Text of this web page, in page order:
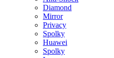
Diamond
Mirror
Privacy
Spolky
Huawei
Spolky